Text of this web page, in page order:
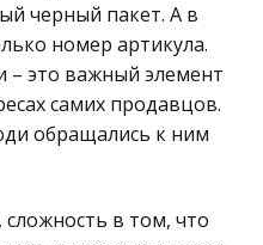
черный пакет. А в
номер артикула.
– это важный элемент
самих продавцов.
обращались к ним
в том, что